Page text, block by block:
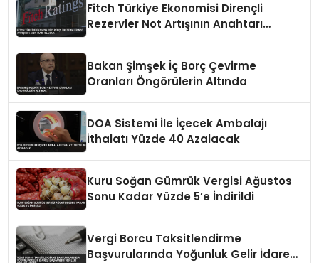
Fitch Türkiye Ekonomisi Dirençli
Rezervler Not Artışının Anahtarı
Bakan Şimşek İç Borç Çevirme
Oranları Öngörülerin Altında
DOA Sistemi İle İçecek Ambalajı
İthalatı Yüzde 40 Azalacak
Kuru Soğan Gümrük Vergisi Ağustos
Sonu Kadar Yüzde 5’e İndirildi
Vergi Borcu Taksitlendirme
Başvurularında Yoğunluk Gelir İdaresi